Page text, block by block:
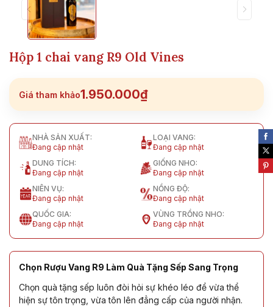
Hộp 1 chai vang R9 Old Vines
Giá tham khảo1.950.000₫
NHÀ SẢN XUẤT:
Đang cập nhật
LOẠI VANG:
Đang cập nhật
DUNG TÍCH:
Đang cập nhật
GIỐNG NHO:
Đang cập nhật
NIÊN VỤ:
Đang cập nhật
NỒNG ĐỘ:
Đang cập nhật
QUỐC GIA:
Đang cập nhật
VÙNG TRỒNG NHO:
Đang cập nhật
Chọn Rượu Vang R9 Làm Quà Tặng Sếp Sang Trọng
Chọn quà tặng sếp luôn đòi hỏi sự khéo léo để vừa thể
hiện sự tôn trọng, vừa tôn lên đẳng cấp của người nhận.